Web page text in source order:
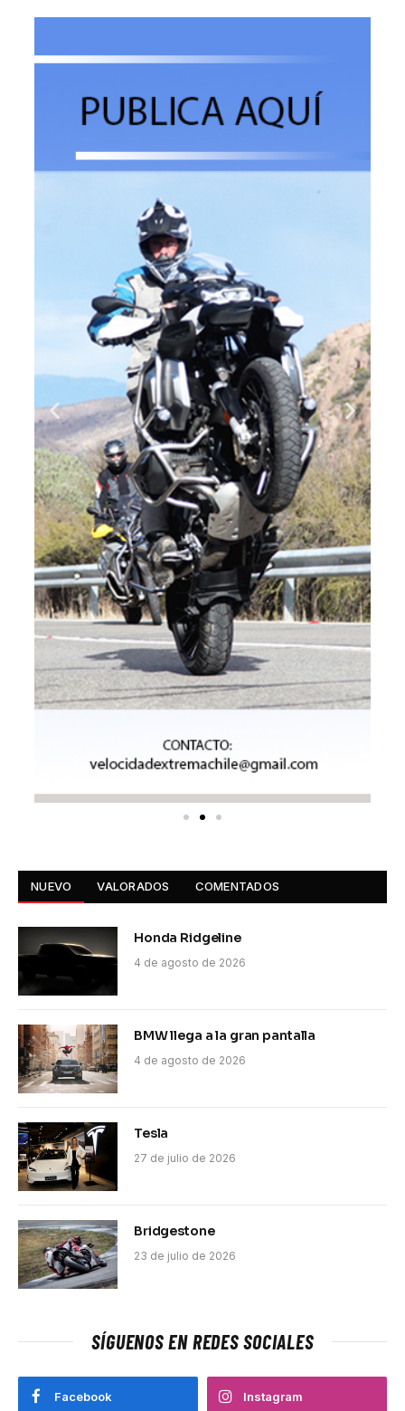
NUEVO VALORADOS COMENTADOS
Honda Ridgeline
4 de agosto de 2026
BMW llega a la gran pantalla
4 de agosto de 2026
Tesla
27 de julio de 2026
Bridgestone
23 de julio de 2026
SÍGUENOS EN REDES SOCIALES
Facebook Instagram